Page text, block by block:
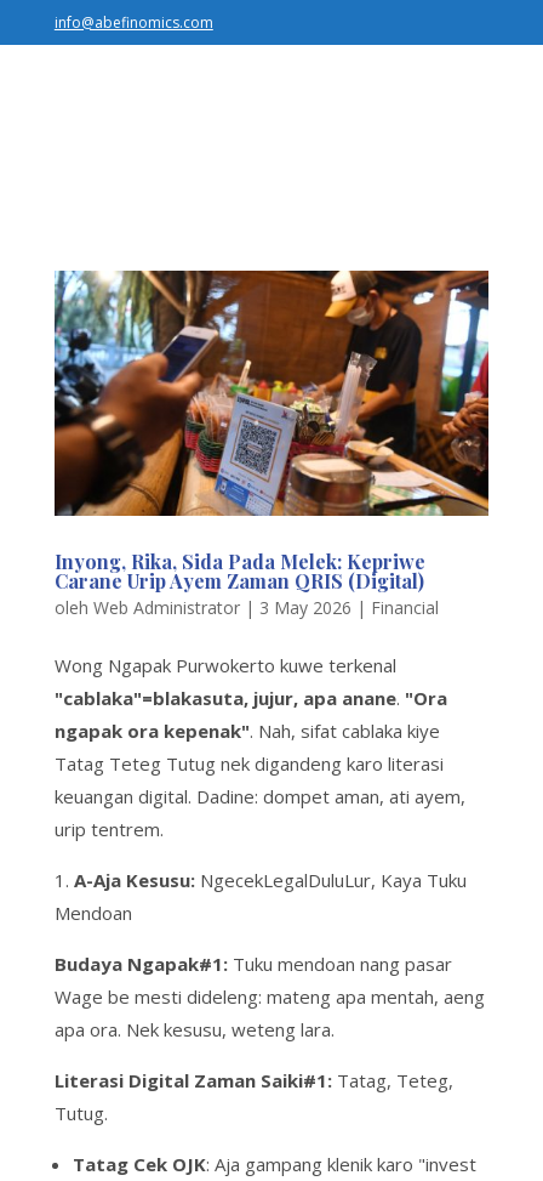
info@abefinomics.com
Inyong, Rika, Sida Pada Melek: Kepriwe
Carane Urip Ayem Zaman QRIS (Digital)
oleh Web Administrator| 3 May 2026 | Financial
Wong Ngapak Purwokerto kuwe terkenal
"cablaka"=blakasuta, jujur, apa anane. "Ora
ngapak ora kepenak". Nah, sifat cablaka kiye
Tatag Teteg Tutugnek digandeng karo literasi
keuangan digital. Dadine: dompet aman, ati ayem,
urip tentrem.
1. A-Aja Kesusu: NgecekLegalDuluLur, Kaya Tuku
Mendoan
Budaya Ngapak#1: Tuku mendoan nang pasar
Wage be mesti dideleng: mateng apa mentah, aeng
apa ora. Nek kesusu, weteng lara.
Literasi Digital Zaman Saiki#1: Tatag, Teteg,
Tutug.
Tatag Cek OJK: Aja gampang klenik karo "invest